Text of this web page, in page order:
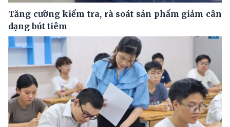
Tăng cường kiểm tra, rà soát sản phẩm giảm cân
dạng bút tiêm